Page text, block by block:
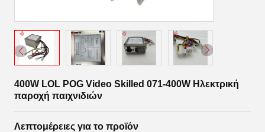
400W LOL POG Video Skilled 071-400W Ηλεκτρική
παροχή παιχνιδιών
Λεπτομέρειες για το προϊόν